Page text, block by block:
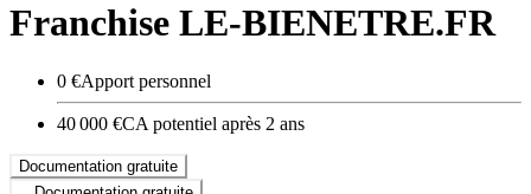
Franchise LE-BIENETRE.FR
0 €Apport personnel
40 000 €CA potentiel après 2 ans
Documentation gratuite